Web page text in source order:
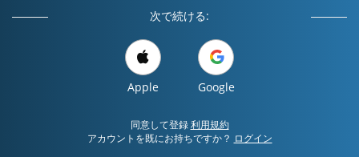
次で続ける:
Apple Google
同意して登録利用規約
アカウントを既にお持ちですか？ ログイン